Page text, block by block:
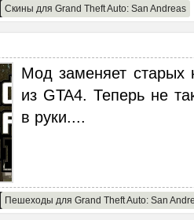
Скины для Grand Theft Auto: San Andreas
Мод заменяет старых
из GTA4. Теперь не
в руки....
Пешеходы для Grand Theft Auto: San